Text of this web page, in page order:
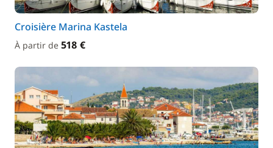
Croisière Marina Kastela
À partir de 518 €